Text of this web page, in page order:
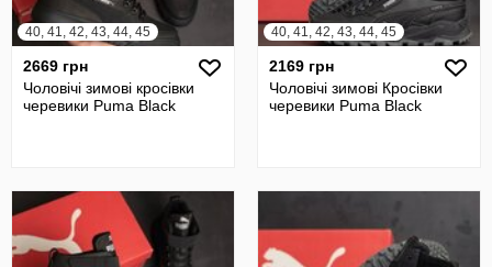
40, 41, 42, 43, 44, 45
2669 грн
Чоловічі зимові кросівки
черевики Puma Black
40, 41, 42, 43, 44, 45
2169 грн
Чоловічі зимові Кросівки
черевики Puma Black